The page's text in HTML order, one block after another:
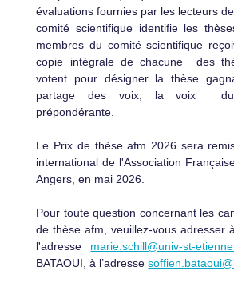
évaluations fournies par les lecteurs
comité scientifique identifie les
membres du comité scientifique
copie intégrale de chacune des
votent pour désigner la thèse
partage des voix, la voix
prépondérante.
Le Prix de thèse afm 2026 sera
international de l'Association
Angers, en mai 2026.
Pour toute question concernant les
de thèse afm, veuillez-vous adresser
l'adresse marie.schill@univ-st-
BATAOUI, à l’adresse